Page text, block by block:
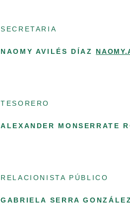
SECRETARIA
NAOMY AVILÉS DÍAZ
TESORERO
ALEXANDER MONSERRATE
RELACIONISTA PÚBLICO
GABRIELA SERRA